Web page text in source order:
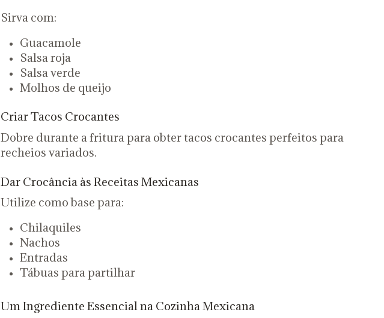
Sirva com:
Guacamole
Salsa roja
Salsa verde
Molhos de queijo
Criar Tacos Crocantes
Dobre durante a fritura para obter tacos crocantes perfeitos para
recheios variados.
Dar Crocância às Receitas Mexicanas
Utilize como base para:
Chilaquiles
Nachos
Entradas
Tábuas para partilhar
Um Ingrediente Essencial na Cozinha Mexicana